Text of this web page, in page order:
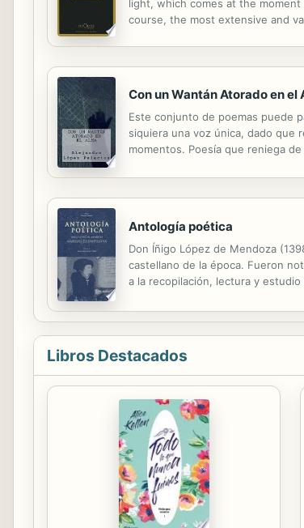
light, which comes at the
course, the most extensive and
Con un Wantán Atorado en el
Este conjunto de poemas puede
siquiera una voz única, dado que
momentos. Poesía que reniega
Antología poética
Don Íñigo López de Mendoza
castellano de la época. Fueron
a la recopilación, lectura y
Libros Destacados